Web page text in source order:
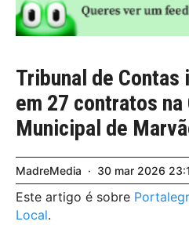
Tribunal de
em 27 contratos na
Municipal de
MadreMedia 30 mar 2026
Este artigo é sobre
Local.